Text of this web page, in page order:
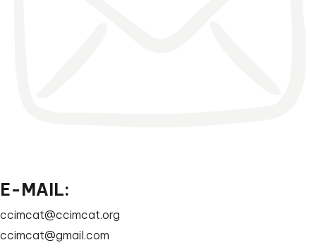
E-MAIL:
ccimcat@ccimcat.org
ccimcat@gmail.com